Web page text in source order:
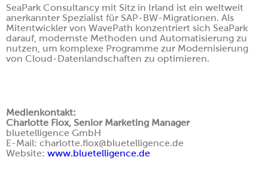
SeaPark Consultancy mit Sitz in Irland ist ein weltweit
anerkannter Spezialist für SAP-BW-Migrationen. Als
Mitentwickler von WavePath konzentriert sich SeaPark
darauf, modernste Methoden und Automatisierung zu
nutzen, um komplexe Programme zur Modernisierung
von Cloud-Datenlandschaften zu optimieren.
Medienkontakt:
Charlotte Fiox, Senior Marketing Manager
bluetelligence GmbH
E-Mail: charlotte.fiox@bluetelligence.de
Website: www.bluetelligence.de